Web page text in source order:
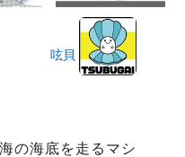
呟貝
の海底を走るマシ